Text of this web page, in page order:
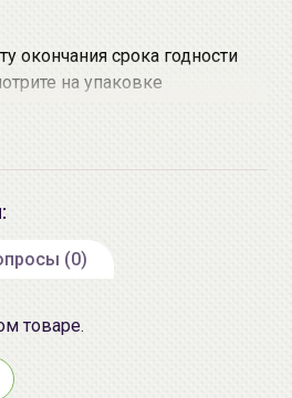
#02 Gold Beige
окончания срока годности
на упаковке
35 Cheonggyecheon-ro,
Мигаль Наталья Петровна,
Минск, ул.Радужная 4/1-
www.allcosmetics.by, E-mail:
(0)
товаре.